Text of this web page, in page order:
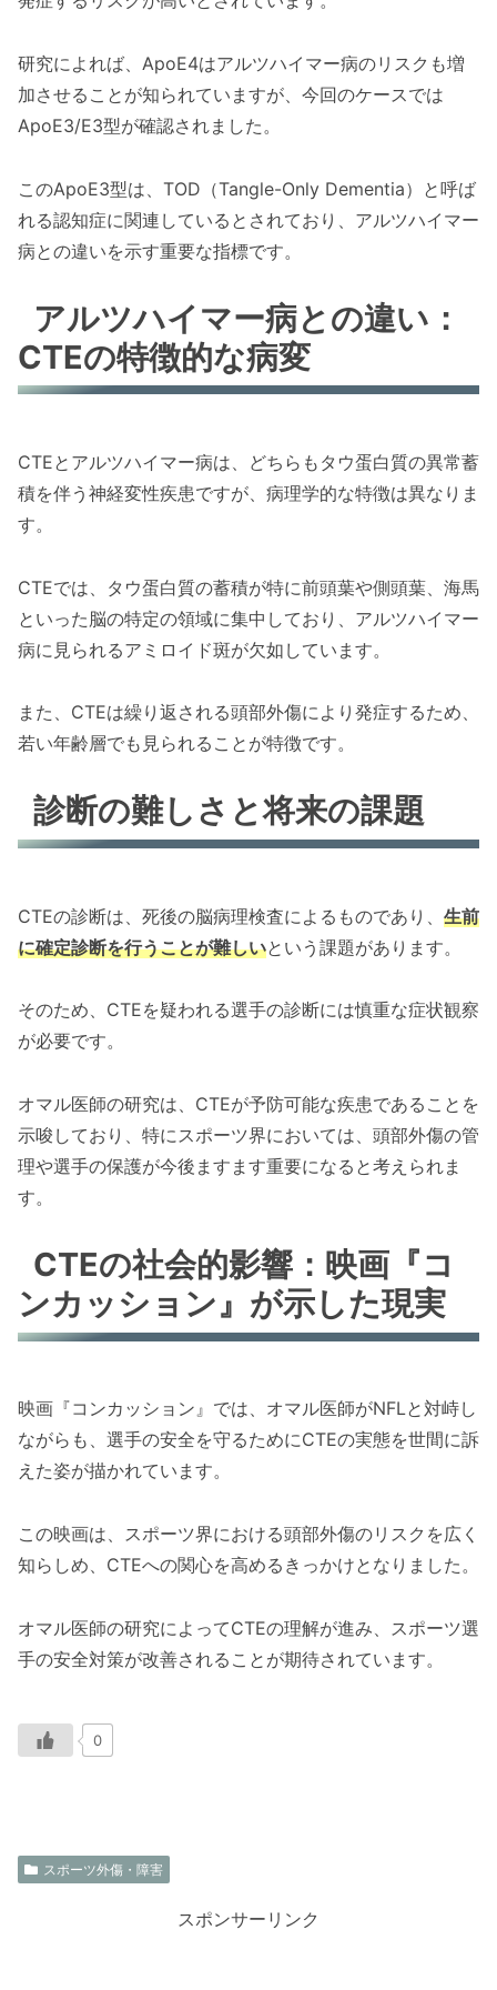
研究によれば、ApoE4はアルツハイマー病のリスクも増
加させることが知られていますが、今回のケースでは
ApoE3/E3型が確認されました。
このApoE3型は、TOD（Tangle-Only Dementia）と呼ば
れる認知症に関連しているとされており、アルツハイマー
病との違いを示す重要な指標です。
アルツハイマー病との違い：
CTEの特徴的な病変
CTEとアルツハイマー病は、どちらもタウ蛋白質の異常蓄
積を伴う神経変性疾患ですが、病理学的な特徴は異なりま
す。
CTEでは、タウ蛋白質の蓄積が特に前頭葉や側頭葉、海馬
といった脳の特定の領域に集中しており、アルツハイマー
病に見られるアミロイド斑が欠如しています。
また、CTEは繰り返される頭部外傷により発症するため、
若い年齢層でも見られることが特徴です。
診断の難しさと将来の課題
CTEの診断は、死後の脳病理検査によるものであり、 生前
に確定診断を行うことが難しいという課題があります。
そのため、CTEを疑われる選手の診断には慎重な症状観察
が必要です。
オマル医師の研究は、CTEが予防可能な疾患であることを
示唆しており、特にスポーツ界においては、頭部外傷の管
理や選手の保護が今後ますます重要になると考えられま
す。
CTEの社会的影響：映画『コ
ンカッション』が示した現実
映画『コンカッション』では、オマル医師がNFLと対峙し
ながらも、選手の安全を守るためにCTEの実態を世間に訴
えた姿が描かれています。
この映画は、スポーツ界における頭部外傷のリスクを広く
知らしめ、CTEへの関心を高めるきっかけとなりました。
オマル医師の研究によってCTEの理解が進み、スポーツ選
手の安全対策が改善されることが期待されています。
0
スポーツ外傷・障害
スポンサーリンク